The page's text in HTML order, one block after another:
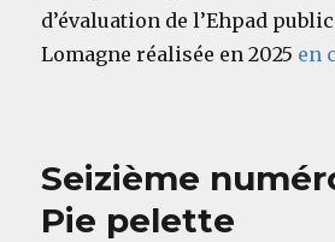
d’évaluation de l’Ehpad
Lomagne réalisée en 2025 en
Seizième
Pie pelette